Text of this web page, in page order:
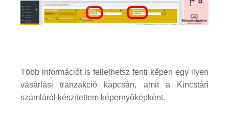
Több információt is fellelhetsz fenti képen egy ilyen
vásárlási tranzakció kapcsán, amit a Kincstári
számláról készítettem képernyőképként.